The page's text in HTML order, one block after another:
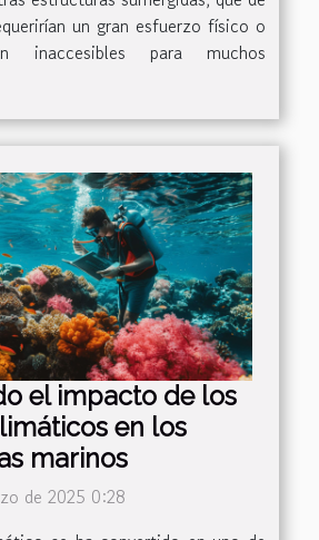
un gran esfuerzo físico o
inaccesibles para muchos
el impacto de los
en los
marinos
de 2025 0:28